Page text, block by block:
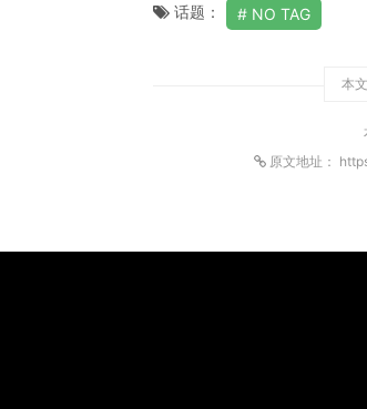
话题： NO TAG
本
原文地址：